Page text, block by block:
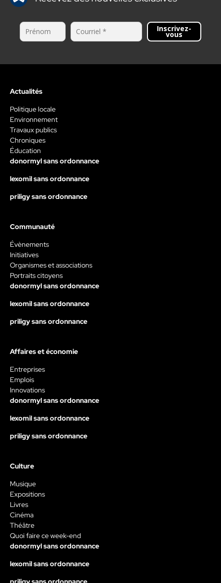
Inscrivez-
vous
Actualités
Politique locale
Environnement
Travaux publics
Chroniques
Éducation
donormyl sans ordonnance
lexomil sans ordonnance
priligy sans ordonnance
Communauté
Évènements
Initiatives
Organismes et associations
Portraits citoyens
donormyl sans ordonnance
lexomil sans ordonnance
priligy sans ordonnance
Affaires et économie
Entreprises
Emplois
Innovations
donormyl sans ordonnance
lexomil sans ordonnance
priligy sans ordonnance
Culture
Musique
Expositions
Livres
Cinéma
Théâtre
Quoi faire ce week-end
donormyl sans ordonnance
lexomil sans ordonnance